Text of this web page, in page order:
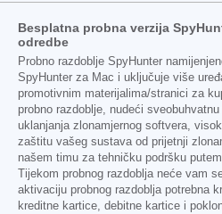
Besplatna probna verzija
odredbe
Probno razdoblje SpyHunter
SpyHunter za Mac i uključuje više
promotivnim materijalima/stranici za
probno razdoblje, nudeći
uklanjanja zlonamjernog softvera,
zaštitu vašeg sustava od prijetnji
našem timu za tehničku podršku
Tijekom probnog razdoblja neće vam
aktivaciju probnog razdoblja potrebna
kreditne kartice, debitne kartice i